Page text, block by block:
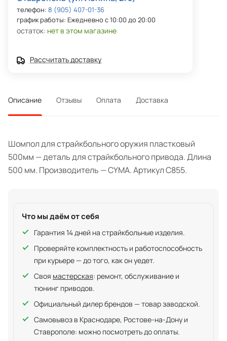
телефон: 8 (905) 407-01-36
график работы: Ежедневно с 10:00 до 20:00
остаток: нет в этом магазине
Рассчитать доставку
Описание Отзывы Оплата Доставка
Шомпол для страйкбольного оружия пластковый
500мм — деталь для страйкбольного привода. Длина
500 мм. Производитель — CYMA. Артикул C855.
Что мы даём от себя
Гарантия 14 дней на страйкбольные изделия.
Проверяйте комплектность и работоспособность
при курьере — до того, как он уедет.
Своя мастерская: ремонт, обслуживание и
тюнинг приводов.
Официальный дилер брендов — товар заводской.
Самовывоз в Краснодаре, Ростове-на-Дону и
Ставрополе: можно посмотреть до оплаты.